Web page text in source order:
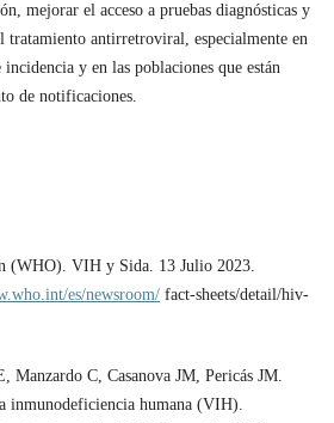
mejorar el acceso a pruebas diagnósticas y
tratamiento antirretroviral, especialmente en
incidencia y en las poblaciones que están
de notificaciones.
(WHO). VIH y Sida. 13 Julio 2023.
es/newsroom/fact-sheets/detail/hiv-
Manzardo C, Casanova JM, Pericás JM.
inmunodeficiencia humana (VIH).